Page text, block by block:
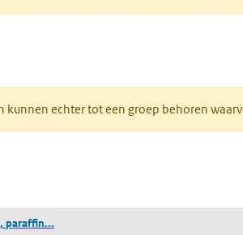
kunnen echter tot een groep behoren
paraffin...